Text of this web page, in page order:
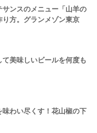
ンスのメニュー「山羊の
り方。グランメゾン東京
美味しいビールを何度も
わい尽くす！花山椒の下